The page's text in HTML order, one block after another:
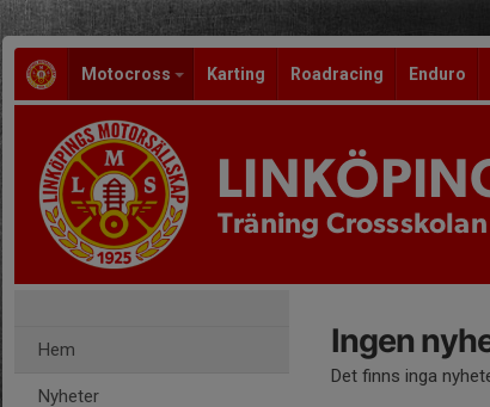
Motocross Karting Roadracing Enduro
Träning Crossskolan
Hem
Nyheter
Ingen
Det finns inga